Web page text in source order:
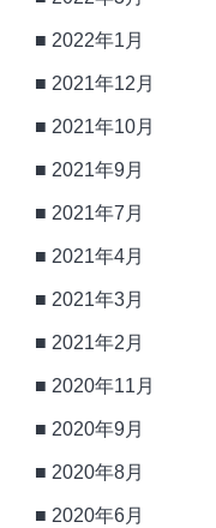
2022年1月
2021年12月
2021年10月
2021年9月
2021年7月
2021年4月
2021年3月
2021年2月
2020年11月
2020年9月
2020年8月
2020年6月